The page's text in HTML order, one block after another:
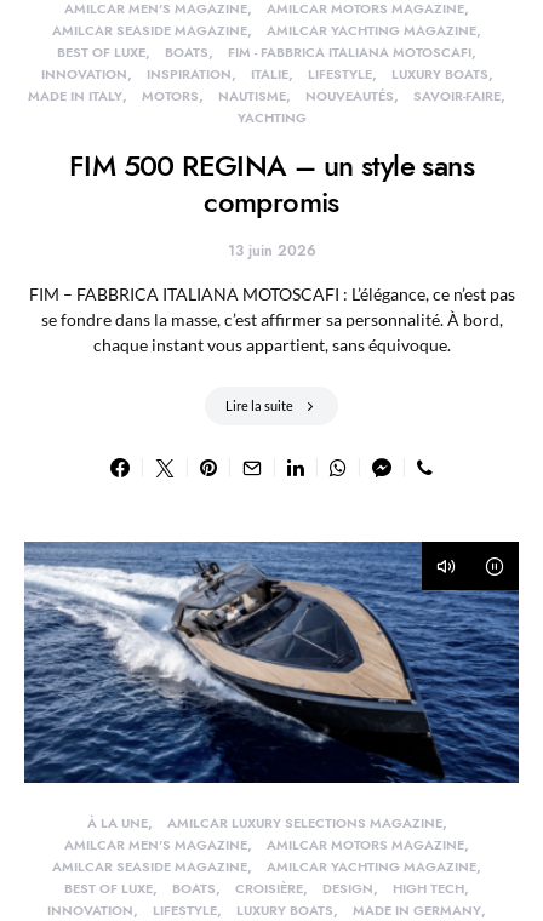
AMILCAR MEN'S MAGAZINE
AMILCAR MOTORS MAGAZINE
AMILCAR SEASIDE MAGAZINE
AMILCAR YACHTING MAGAZINE
BEST OF LUXE
BOATS
FIM - FABBRICA ITALIANA MOTOSCAFI
INNOVATION
INSPIRATION ITALIE LIFESTYLE
LUXURY BOATS
MADE IN ITALY
MOTORS NAUTISME NOUVEAUTÉS
SAVOIR-FAIRE
YACHTING
FIM 500 REGINA – un style sans
compromis
13 juin 2026
FIM – FABBRICA ITALIANA MOTOSCAFI : L’élégance, ce n’est pas
se fondre dans la masse, c’est affirmer sa personnalité. À bord,
chaque instant vous appartient, sans équivoque.
Lire la suite
À LA UNE
AMILCAR LUXURY SELECTIONS MAGAZINE
AMILCAR MEN'S MAGAZINE
AMILCAR MOTORS MAGAZINE
AMILCAR SEASIDE MAGAZINE
AMILCAR YACHTING MAGAZINE
BEST OF LUXE
BOATS CROISIÈRE DESIGN
HIGH TECH
INNOVATION
LIFESTYLE LUXURY BOATS
MADE IN GERMANY